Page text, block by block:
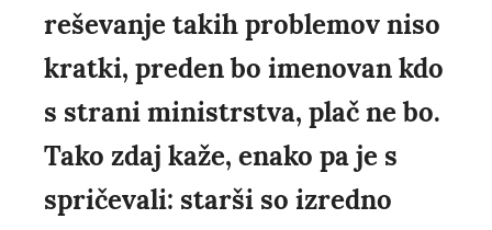
reševanje takih problemov niso
kratki, preden bo imenovan kdo
s strani ministrstva, plač ne bo.
Tako zdaj kaže, enako pa je s
spričevali: starši so izredno